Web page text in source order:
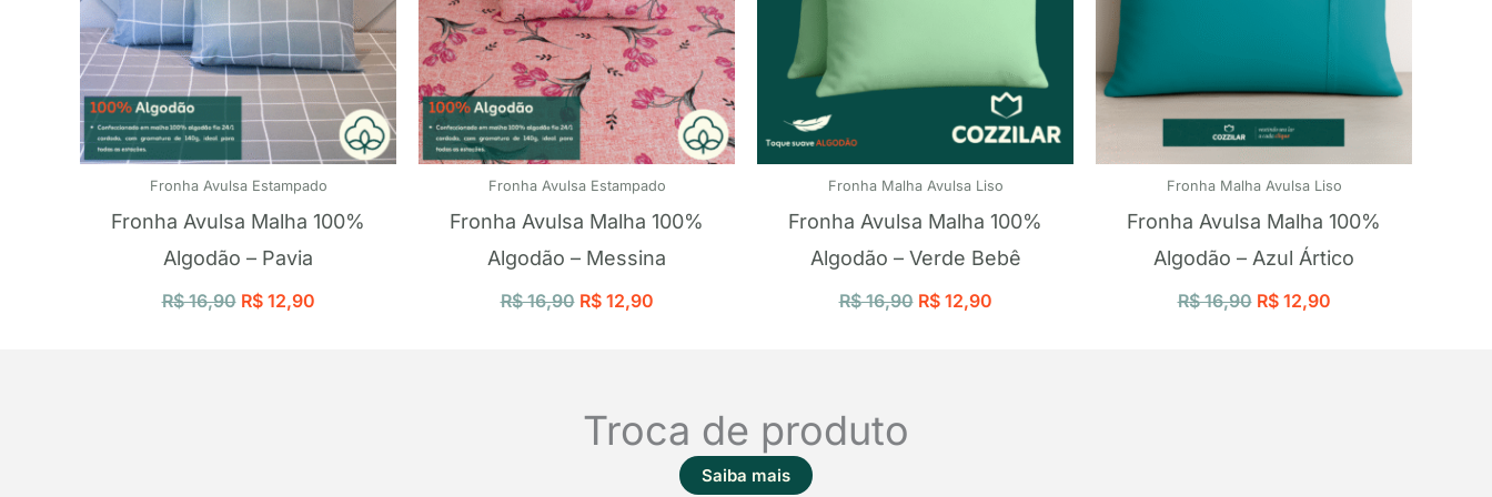
Fronha Avulsa Estampado
Fronha Avulsa Malha 100%
Algodão – Pavia
R$16,90 R$12,90
Fronha Avulsa Estampado
Fronha Avulsa Malha 100%
Algodão – Messina
R$16,90 R$12,90
Fronha Malha Avulsa Liso
Fronha Avulsa Malha 100%
Algodão – Verde Bebê
R$16,90 R$12,90
Fronha Malha Avulsa Liso
Fronha Avulsa Malha 100%
Algodão – Azul Ártico
R$16,90 R$12,90
Troca de produto
Saiba mais